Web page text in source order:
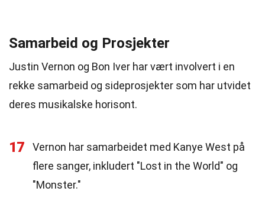
Samarbeid og Prosjekter
Justin Vernon og Bon Iver har vært involvert i en
rekke samarbeid og sideprosjekter som har utvidet
deres musikalske horisont.
17
Vernon har samarbeidet med Kanye West på
flere sanger, inkludert "Lost in the World" og
"Monster."